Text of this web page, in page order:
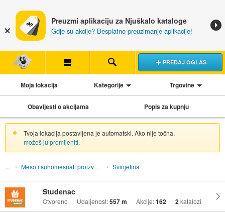
Preuzmi aplikaciju za Njuškalo kataloge
Gdje su akcije? Besplatno preuzimanje aplikacije!
PREDAJ OGLAS
Moja lokacija Kategorije Trgovine
Obavijesti o akcijama Popis za kupnju
Tvoja lokacija postavljena je automatski. Ako nije točna,
možeš ju promijeniti.
Meso i suhomesnati proizvodi Svinjetina
Studenac
Otvoreno Udaljenost:557 m Akcije:162 2katalozi